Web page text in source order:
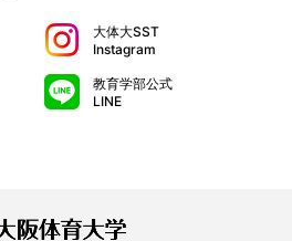
大体大SST
Instagram
教育学部公式
LINE